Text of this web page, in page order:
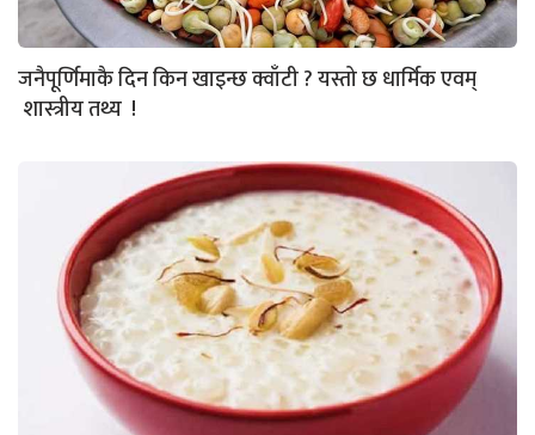
जनैपूर्णिमाकै दिन किन खाइन्छ क्वाँटी ? यस्तो छ धार्मिक एवम्
शास्त्रीय तथ्य !